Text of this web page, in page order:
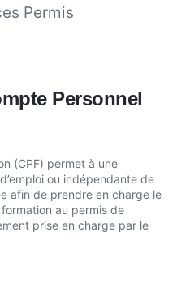
Permis
Personnel
(CPF) permet à une
ou indépendante de
afin de prendre en charge le
au permis de
prise en charge par le